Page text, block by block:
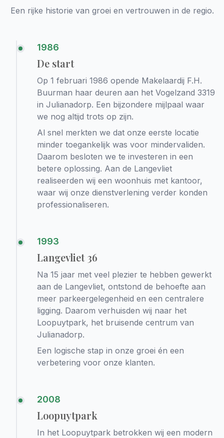
Een rijke historie van groei en vertrouwen in de regio.
1986
De start
Op 1 februari 1986 opende Makelaardij F.H.
Buurman haar deuren aan het Vogelzand 3319
in Julianadorp. Een bijzondere mijlpaal waar
we nog altijd trots op zijn.
Al snel merkten we dat onze eerste locatie
minder toegankelijk was voor mindervaliden.
Daarom besloten we te investeren in een
betere oplossing. Aan de Langevliet
realiseerden wij een woonhuis met kantoor,
waar wij onze dienstverlening verder konden
professionaliseren.
1993
Langevliet 36
Na 15 jaar met veel plezier te hebben gewerkt
aan de Langevliet, ontstond de behoefte aan
meer parkeergelegenheid en een centralere
ligging. Daarom verhuisden wij naar het
Loopuytpark, het bruisende centrum van
Julianadorp.
Een logische stap in onze groei én een
verbetering voor onze klanten.
2008
Loopuytpark
In het Loopuytpark betrokken wij een modern